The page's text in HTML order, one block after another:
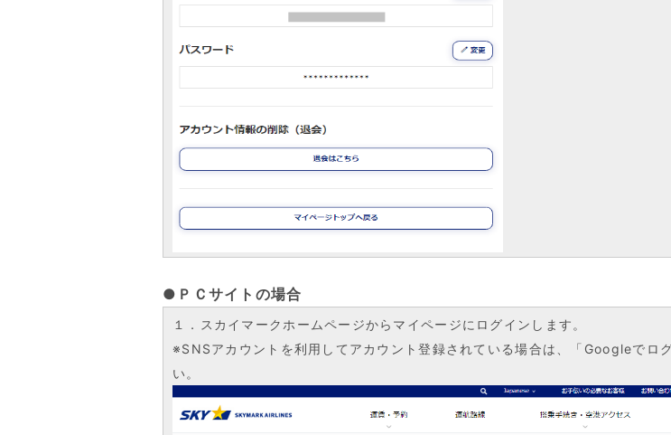
●ＰＣサイトの場合
１．スカイマークホームページからマイページにログインします。
※SNSアカウントを利用してアカウント登録されている場合は、「Googleでロ
い。